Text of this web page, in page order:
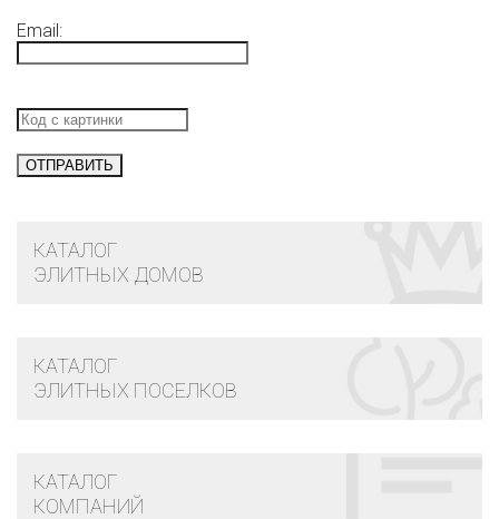
Email:
КАТАЛОГ
ЭЛИТНЫХ ДОМОВ
КАТАЛОГ
ЭЛИТНЫХ ПОСЕЛКОВ
КАТАЛОГ
КОМПАНИЙ